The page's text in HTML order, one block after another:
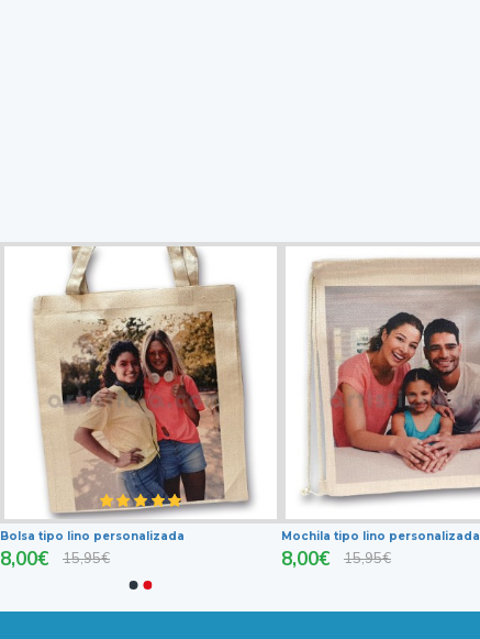
Bolsa tipo lino personalizada
8,00€ 15,95€
Mochila tipo lino personalizada
8,00€ 15,95€